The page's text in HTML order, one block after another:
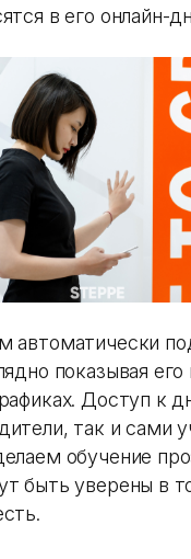
в его онлайн-
автоматически
показывая
Доступ к
так и сами
обучение
быть уверены в